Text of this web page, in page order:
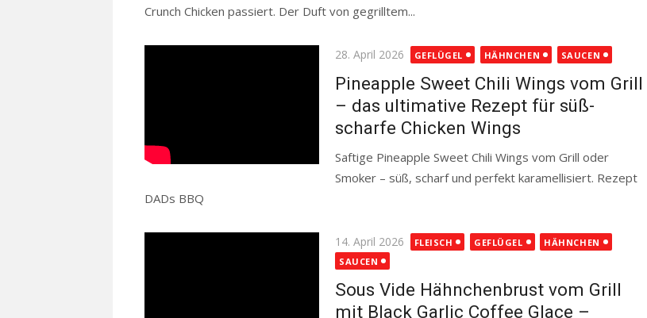
Crunch Chicken passiert. Der Duft von gegrilltem...
Posted
28. April 2026 GEFLÜGEL HÄHNCHEN SAUCEN
Pineapple Sweet Chili Wings vom Grill
– das ultimative Rezept für süß-
scharfe Chicken Wings
Saftige Pineapple Sweet Chili Wings vom Grill oder
Smoker – süß, scharf und perfekt karamellisiert. Rezept
DADs BBQ
Posted
on
14. April 2026 FLEISCH GEFLÜGEL
HÄHNCHEN
SAUCEN
Sous Vide Hähnchenbrust vom Grill
mit Black Garlic Coffee Glace –